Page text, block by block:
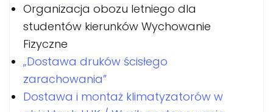
Organizacja obozu letniego dla
studentów kierunków Wychowanie
Fizyczne
„Dostawa druków ścisłego
zarachowania”
Dostawa i montaż klimatyzatorów w